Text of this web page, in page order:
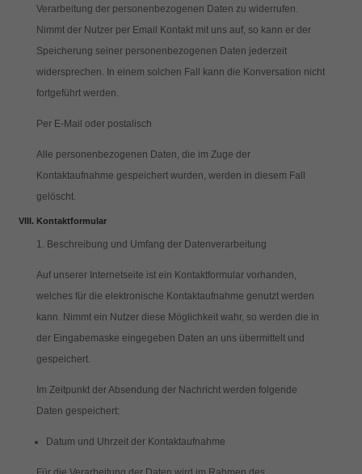
Verarbeitung der personenbezogenen Daten zu widerrufen.
Nimmt der Nutzer per Email Kontakt mit uns auf, so kann er der
Speicherung seiner personenbezogenen Daten jederzeit
widersprechen. In einem solchen Fall kann die Konversation nicht
fortgeführt werden.
Per E-Mail oder postalisch
Alle personenbezogenen Daten, die im Zuge der
Kontaktaufnahme gespeichert wurden, werden in diesem Fall
gelöscht.
Kontaktformular
1. Beschreibung und Umfang der Datenverarbeitung
Auf unserer Internetseite ist ein Kontaktformular vorhanden,
welches für die elektronische Kontaktaufnahme genutzt werden
kann. Nimmt ein Nutzer diese Möglichkeit wahr, so werden die in
der Eingabemaske eingegeben Daten an uns übermittelt und
gespeichert.
Im Zeitpunkt der Absendung der Nachricht werden folgende
Daten gespeichert:
Datum und Uhrzeit der Kontaktaufnahme